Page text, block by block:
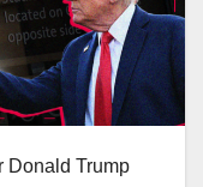
Donald Trump